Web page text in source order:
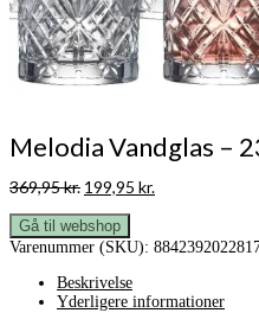
Melodia Vandglas –
369,95kr. Den
pris
var:
369,95 kr..
199,95 kr.Den
er:
Gå til webshop
Varenummer (SKU):
Beskrivelse
Yderligere informationer